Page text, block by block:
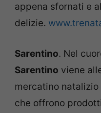
appena sfornati e
delizie.
Sarentino. Nel
Sarentino viene
mercatino
che offrono